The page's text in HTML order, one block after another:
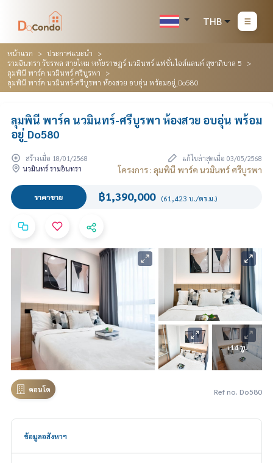
THB
หน้าแรก
ประกาศแนะนำ
รามอินทรา วัชรพล สายไหม หทัยราษฎร์ นวมินทร์ แฟชั่นไอส์แลนด์ สุขาภิบาล 5
ลุมพินี พาร์ค นวมินทร์ ศรีบูรพา
ลุมพินี พาร์ค นวมินทร์-ศรีบูรพา ห้องสวย อบอุ่น พร้อมอยู่_Do580
ลุมพินี พาร์ค นวมินทร์-ศรีบูรพา ห้องสวย อบอุ่น พร้อม
อยู่_Do580
สร้างเมื่อ 18/01/2568
แก้ไขล่าสุดเมื่อ 03/05/2568
นวมินทร์ รามอินทรา
โครงการ : ลุมพินี พาร์ค นวมินทร์ ศรีบูรพา
ราคาขาย ฿1,390,000 (61,423 บ./ตร.ม.)
+14 รูป
คอนโด Ref no. Do580
ข้อมูลอสังหาฯ